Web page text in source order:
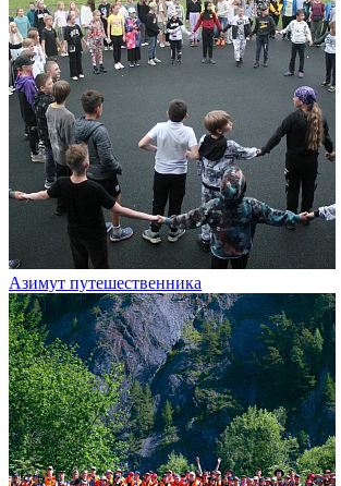
Азимут путешественника